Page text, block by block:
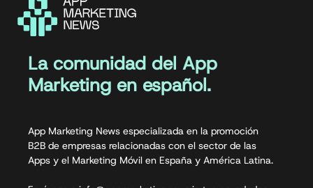
La comunidad del App
Marketing en español.
App Marketing News especializada en la promoción
B2B de empresas relacionadas con el sector de las
Apps y el Marketing Móvil en España y América Latina.